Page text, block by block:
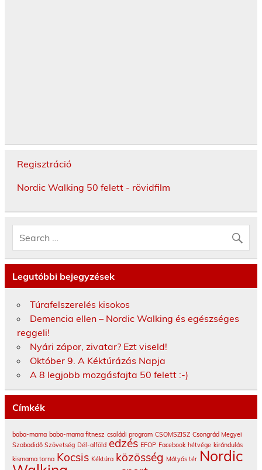
Regisztráció
Nordic Walking 50 felett - rövidfilm
Legutóbbi bejegyzések
Túrafelszerelés kisokos
Demencia ellen – Nordic Walking és egészséges
reggeli!
Nyári zápor, zivatar? Ezt viseld!
Október 9. A Kéktúrázás Napja
A 8 legjobb mozgásfajta 50 felett :-)
Címkék
baba-mama baba-mama fitnesz családi program CSOMSZISZ Csongrád Megyei
Szabadidő Szövetség Dél-alföld edzés EFOP Facebook hétvége kirándulás
kismama torna Kocsis Kéktúra közösség Mátyás tér Nordic